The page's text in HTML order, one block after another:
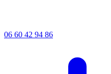
06 60 42 94 86